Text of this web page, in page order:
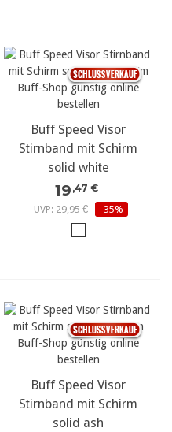
Buff Speed Visor
Stirnband mit Schirm
solid white
19 ,47 €
UVP: 29,95 €
-35%
Buff Speed Visor
Stirnband mit Schirm
solid ash